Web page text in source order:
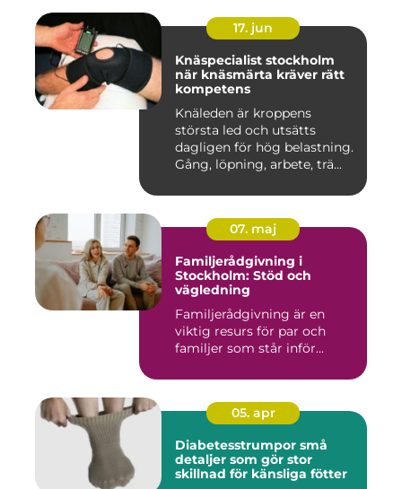
17. jun
Knäspecialist stockholm
när knäsmärta kräver rätt
kompetens
Knäleden är kroppens
största led och utsätts
dagligen för hög belastning.
Gång, löpning, arbete, trä...
07. maj
Familjerådgivning i
Stockholm: Stöd och
vägledning
Familjerådgivning är en
viktig resurs för par och
familjer som står inför...
05. apr
Diabetesstrumpor små
detaljer som gör stor
skillnad för känsliga fötter